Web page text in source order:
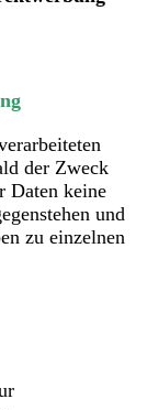
der Zweck
Daten keine
und
zu einzelnen